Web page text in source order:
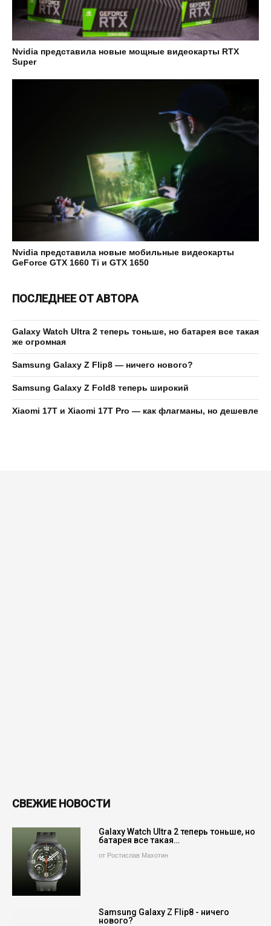
Nvidia представила новые мощные видеокарты RTX
Super
Nvidia представила новые мобильные видеокарты
GeForce GTX 1660 Ti и GTX 1650
ПОСЛЕДНЕЕ ОТ АВТОРА
Galaxy Watch Ultra 2 теперь тоньше, но батарея все такая
же огромная
Samsung Galaxy Z Flip8 — ничего нового?
Samsung Galaxy Z Fold8 теперь широкий
Xiaomi 17T и Xiaomi 17T Pro — как флагманы, но дешевле
СВЕЖИЕ НОВОСТИ
Galaxy Watch Ultra 2 теперь тоньше, но
батарея все такая…
от Ростислав Махотин
Samsung Galaxy Z Flip8 - ничего
нового?